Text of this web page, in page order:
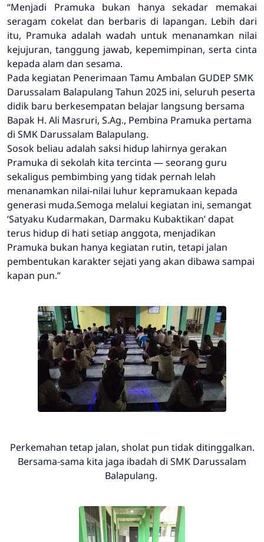
“Menjadi Pramuka bukan hanya sekadar memakai
seragam cokelat dan berbaris di lapangan. Lebih dari
itu, Pramuka adalah wadah untuk menanamkan nilai
kejujuran, tanggung jawab, kepemimpinan, serta cinta
kepada alam dan sesama.
Pada kegiatan Penerimaan Tamu Ambalan GUDEP SMK
Darussalam Balapulang Tahun 2025 ini, seluruh peserta
didik baru berkesempatan belajar langsung bersama
Bapak H. Ali Masruri, S.Ag., Pembina Pramuka pertama
di SMK Darussalam Balapulang.
Sosok beliau adalah saksi hidup lahirnya gerakan
Pramuka di sekolah kita tercinta — seorang guru
sekaligus pembimbing yang tidak pernah lelah
menanamkan nilai-nilai luhur kepramukaan kepada
generasi muda.Semoga melalui kegiatan ini, semangat
‘Satyaku Kudarmakan, Darmaku Kubaktikan’ dapat
terus hidup di hati setiap anggota, menjadikan
Pramuka bukan hanya kegiatan rutin, tetapi jalan
pembentukan karakter sejati yang akan dibawa sampai
kapan pun.”
Perkemahan tetap jalan, sholat pun tidak ditinggalkan.
Bersama-sama kita jaga ibadah di SMK Darussalam
Balapulang.